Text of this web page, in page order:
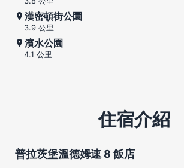
漢密頓街公園
3.9 公里
濱水公園
4.1 公里
住宿介紹
普拉茨堡溫德姆速 8 飯店